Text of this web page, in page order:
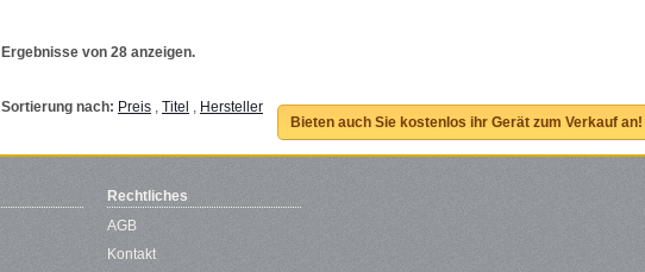
Ergebnisse von 28 anzeigen.
Sortierung nach: Preis , Titel , Hersteller
Bieten auch Sie kostenlos ihr Gerät zum Verkauf an!
Rechtliches
AGB
Kontakt